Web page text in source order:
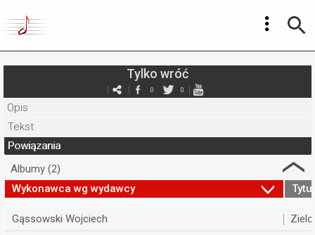
Tylko wróć
0 0
Opis
Tekst
Powiązania
Albumy (2)
Wykonawca wg wydawcy
Tytuł
Gąssowski Wojciech